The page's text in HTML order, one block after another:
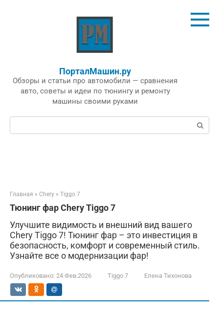
ПорталМашин.ру
Обзоры и статьи про автомобили — сравнения
авто, советы и идеи по тюнингу и ремонту
машины своими руками
Поиск:
Главная » Chery » Tiggo 7
Тюнинг фар Chery Tiggo 7
Улучшите видимость и внешний вид вашего
Chery Tiggo 7! Тюнинг фар – это инвестиция в
безопасность, комфорт и современный стиль.
Узнайте все о модернизации фар!
Опубликовано: 24.Фев.2026 Tiggo 7 Елена Тихонова